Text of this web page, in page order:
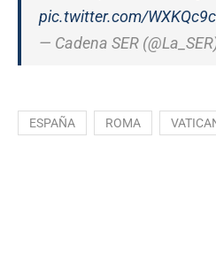
pic.twitter.com/
— Cadena SER
ESPAÑA ROMA